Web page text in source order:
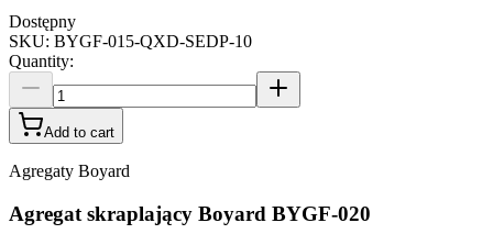
Dostępny
SKU: BYGF-015-QXD-SEDP-10
Quantity:
Add to cart
Agregaty Boyard
Agregat skraplający Boyard BYGF-020